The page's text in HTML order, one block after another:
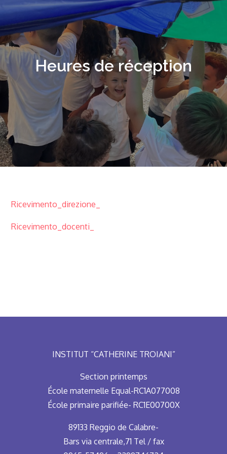
Heures de réception
Ricevimento_direzione_
Ricevimento_docenti_
INSTITUT “CATHERINE TROIANI”
Section printemps
École maternelle Equal-RC1A077008
École primaire parifiée- RC1E00700X
89133 Reggio de Calabre-
Bars via centrale,71 Tel / fax